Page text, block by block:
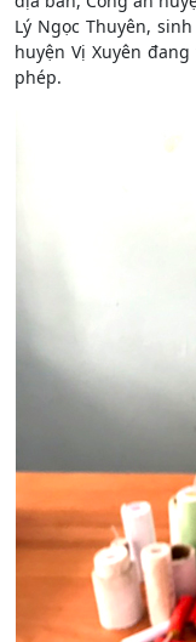
Lý Ngọc Thuyên,
huyện Vị Xuyên
phép.